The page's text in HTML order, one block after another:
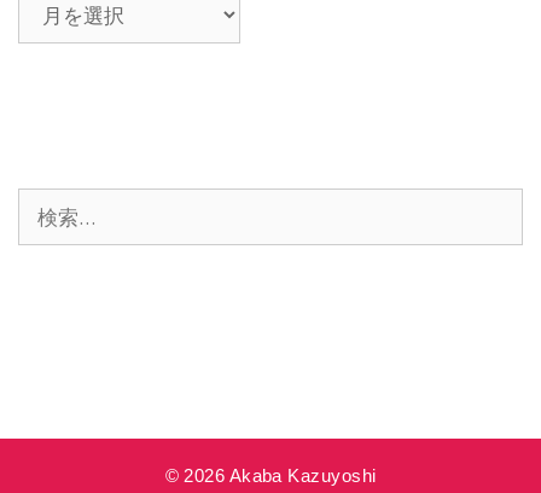
索:
© 2026 Akaba Kazuyoshi